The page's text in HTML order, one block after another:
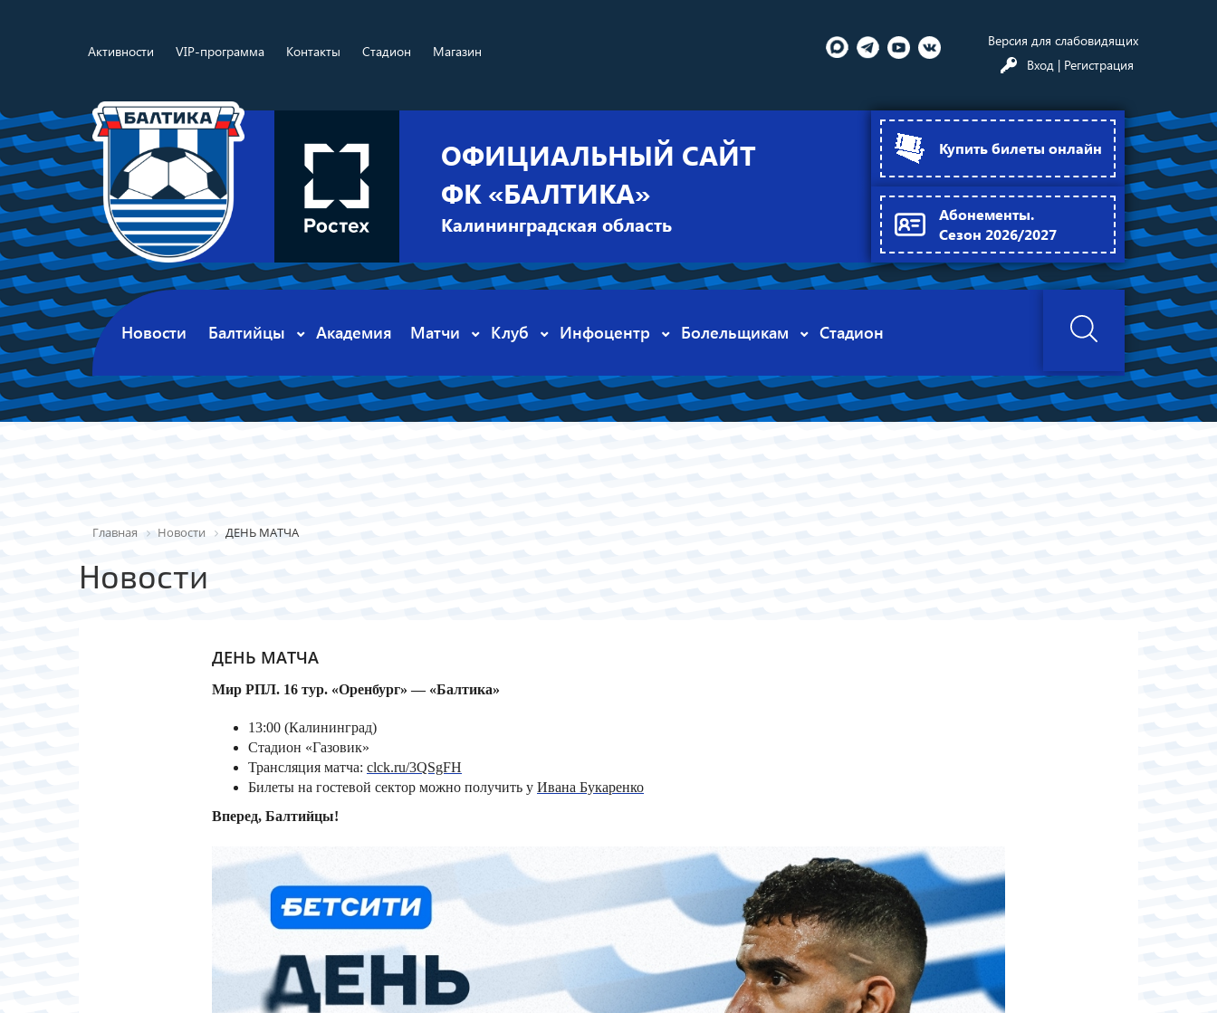
Активности VIP-программа Контакты Стадион Магазин
Версия для слабовидящих
Вход | Регистрация
ОФИЦИАЛЬНЫЙ САЙТ
ФК «БАЛТИКА»
Калининградская область
Купить билеты онлайн
Абонементы.
Сезон 2026/2027
Новости Балтийцы Академия Матчи Клуб Инфоцентр Болельщикам Стадион
Главная Новости ДЕНЬ МАТЧА
Новости
ДЕНЬ МАТЧА
Мир РПЛ. 16 тур. «Оренбург» — «Балтика»
13:00 (Калининград)
Стадион «Газовик»
Трансляция матча: clck.ru/3QSgFH
Билеты на гостевой сектор можно получить у Ивана Букаренко
Вперед, Балтийцы!